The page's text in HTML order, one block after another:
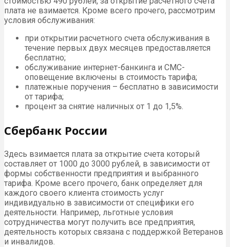
плата не взимается. Кроме всего прочего, рассмотрим
условия обслуживания:
при открытии расчетного счета обслуживания в
течение первых двух месяцев предоставляется
бесплатно;
обслуживание интернет-банкинга и СМС-
оповещение включены в стоимость тарифа;
платежные поручения – бесплатно в зависимости
от тарифа;
процент за снятие наличных от 1 до 1,5%.
Сбербанк России
Здесь взимается плата за открытие счета который
составляет от 1000 до 3000 рублей, в зависимости от
формы собственности предприятия и выбранного
тарифа. Кроме всего прочего, банк определяет для
каждого своего клиента стоимость услуг
индивидуально в зависимости от специфики его
деятельности. Например, льготные условия
сотрудничества могут получить все предприятия,
деятельность которых связана с поддержкой Ветеранов
и инвалидов.